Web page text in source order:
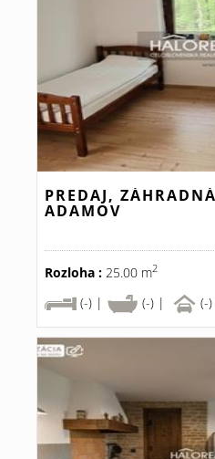
PREDAJ,
ADAMOV
Rozloha : 25.00 m2
(-) |
(-) | (-)